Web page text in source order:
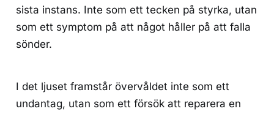
sista instans. Inte som ett tecken på styrka, utan
som ett symptom på att något håller på att falla
sönder.
I det ljuset framstår övervåldet inte som ett
undantag, utan som ett försök att reparera en